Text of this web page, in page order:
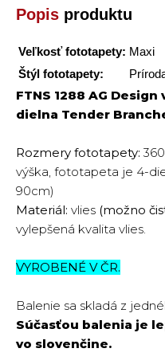
Popis produktu
Veľkosť fototapety: Maxi
Štýl fototapety:
FTNS 1288 AG
dielna Tender
Rozmery fototapety:
výška, fototapeta je 4-
90cm)
Materiál: vlies (možno
vylepšená kvalita vlies.
VYROBENÉ V ČR.
Balenie sa skladá z
Súčasťou balenia je
vo slovenčine.